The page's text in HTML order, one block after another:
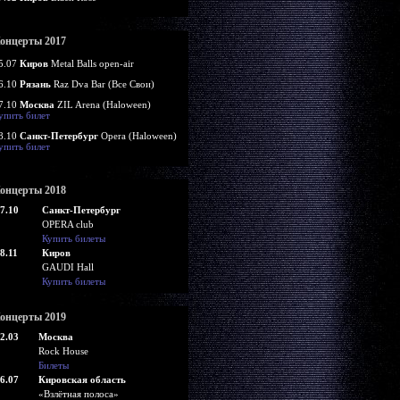
2017
Киров Metal Balls open-air
Рязань Raz Dva Bar (Все Свои)
Москва ZIL Arena (Haloween)
билет
Санкт-Петербург Opera (Haloween)
билет
2018
Санкт-Петербург
OPERA club
Купить билеты
Киров
GAUDI Hall
Купить билеты
2019
Москва
Rock House
Билеты
Кировская область
«Взлётная полоса»